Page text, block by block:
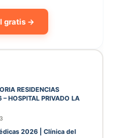
gratis →
RESIDENCIAS
HOSPITAL PRIVADO LA
2026 | Clínica del